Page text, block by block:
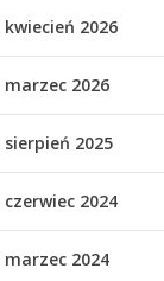
kwiecień 2026
marzec 2026
sierpień 2025
czerwiec 2024
marzec 2024